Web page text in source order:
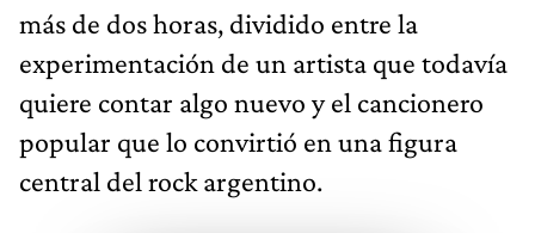
más de dos horas, dividido entre la
experimentación de un artista que todavía
quiere contar algo nuevo y el cancionero
popular que lo convirtió en una figura
central del rock argentino.